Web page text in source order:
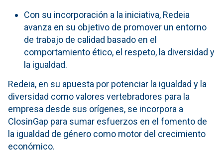
Con su incorporación a la iniciativa, Redeia
avanza en su objetivo de promover un entorno
de trabajo de calidad basado en el
comportamiento ético, el respeto, la diversidad y
la igualdad.
Redeia, en su apuesta por potenciar la igualdad y la
diversidad como valores vertebradores para la
empresa desde sus orígenes, se incorpora a
ClosinGap para sumar esfuerzos en el fomento de
la igualdad de género como motor del crecimiento
económico.